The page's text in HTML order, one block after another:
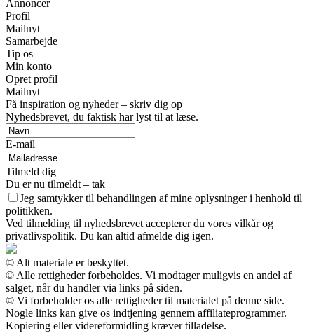
Annoncer
Profil
Mailnyt
Samarbejde
Tip os
Min konto
Opret profil
Mailnyt
Få inspiration og nyheder – skriv dig op
Nyhedsbrevet, du faktisk har lyst til at læse.
E-mail
Tilmeld dig
Du er nu tilmeldt – tak
Jeg samtykker til behandlingen af mine oplysninger i henhold til
politikken.
Ved tilmelding til nyhedsbrevet accepterer du vores vilkår og
privatlivspolitik. Du kan altid afmelde dig igen.
© Alt materiale er beskyttet.
© Alle rettigheder forbeholdes. Vi modtager muligvis en andel af
salget, når du handler via links på siden.
© Vi forbeholder os alle rettigheder til materialet på denne side.
Nogle links kan give os indtjening gennem affiliateprogrammer.
Kopiering eller videreformidling kræver tilladelse.